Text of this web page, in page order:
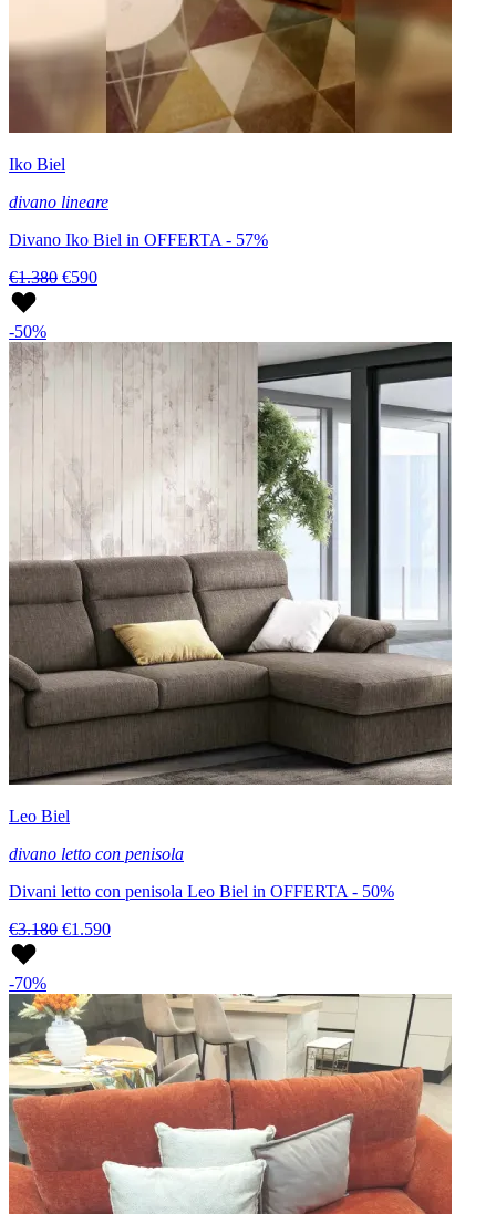
Iko Biel
divano lineare
Divano Iko Biel in OFFERTA - 57%
€1.380 €590
-50%
Leo Biel
divano letto con penisola
Divani letto con penisola Leo Biel in OFFERTA - 50%
€3.180 €1.590
-70%